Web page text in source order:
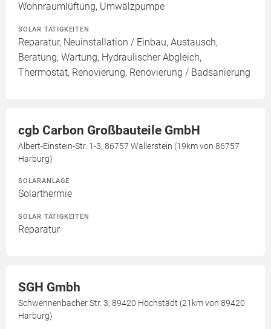
Wohnraumlüftung, Umwälzpumpe
SOLAR TÄTIGKEITEN
Reparatur, Neuinstallation / Einbau, Austausch,
Beratung, Wartung, Hydraulischer Abgleich,
Thermostat, Renovierung, Renovierung / Badsanierung
cgb Carbon Großbauteile GmbH
Albert-Einstein-Str. 1-3, 86757 Wallerstein (19km von 86757
Harburg)
SOLARANLAGE
Solarthermie
SOLAR TÄTIGKEITEN
Reparatur
SGH Gmbh
Schwennenbacher Str. 3, 89420 Höchstädt (21km von 89420
Harburg)